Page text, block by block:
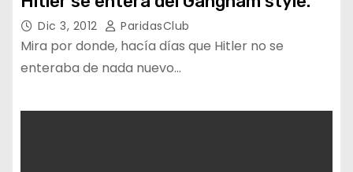
Dic 3, 2012 ParidasClub
Mira por donde, hacía días que Hitler no se
enteraba de nada nuevo…